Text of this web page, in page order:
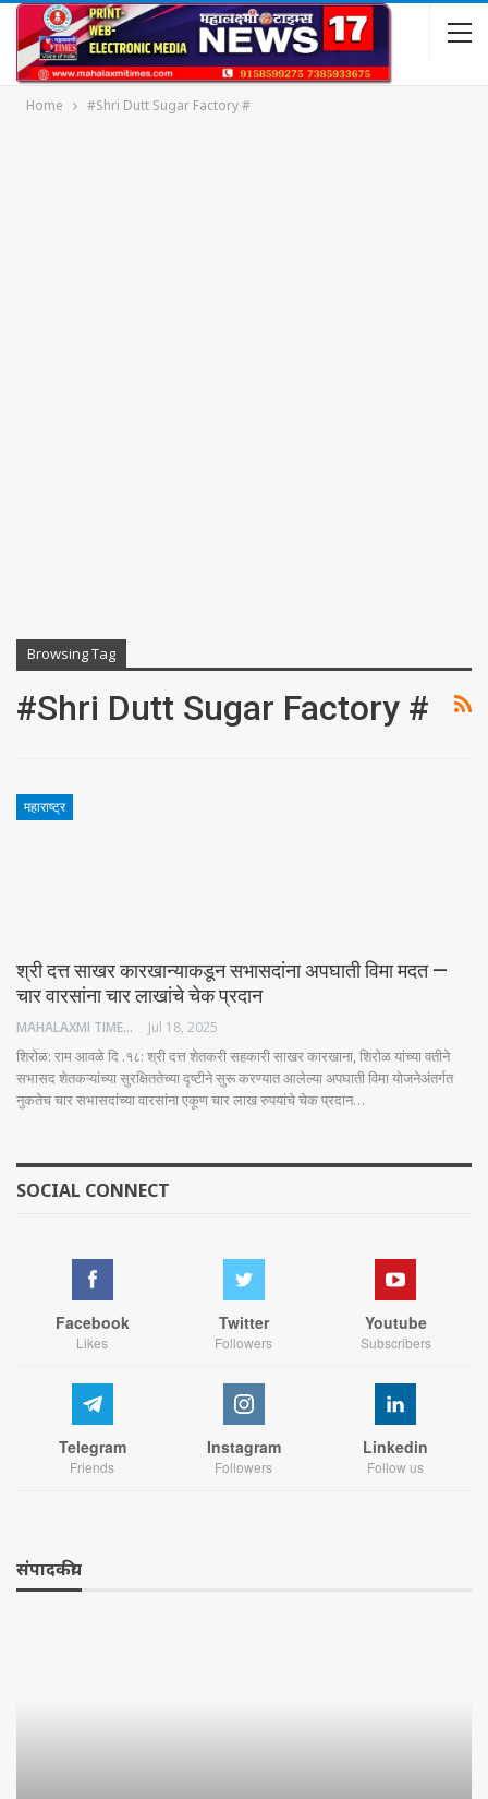
Home #Shri Dutt Sugar Factory #
Browsing Tag
#Shri Dutt Sugar Factory #
महाराष्ट्र
श्री दत्त साखर कारखान्याकडून सभासदांना अपघाती विमा मदत —
चार वारसांना चार लाखांचे चेक प्रदान
MAHALAXMI TIMES Jul 18, 2025
शिरोळ: राम आवळे दि .१८: श्री दत्त शेतकरी सहकारी साखर कारखाना, शिरोळ यांच्या वतीने
सभासद शेतकऱ्यांच्या सुरक्षिततेच्या दृष्टीने सुरू करण्यात आलेल्या अपघाती विमा योजनेअंतर्गत
नुकतेच चार सभासदांच्या वारसांना एकूण चार लाख रुपयांचे चेक प्रदान…
SOCIAL CONNECT
Facebook
Likes
Twitter
Followers
Youtube
Subscribers
Telegram
Friends
Instagram
Followers
Linkedin
Follow us
संपादकीय